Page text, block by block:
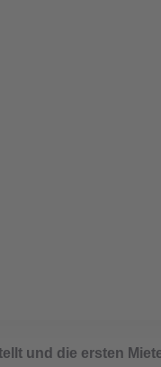
und die ersten